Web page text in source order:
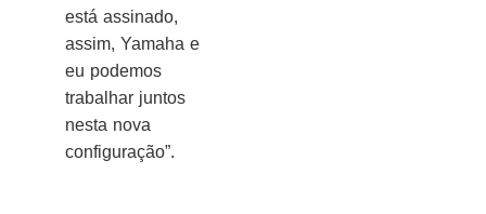
está assinado,
assim, Yamaha e
eu podemos
trabalhar juntos
nesta nova
configuração”.